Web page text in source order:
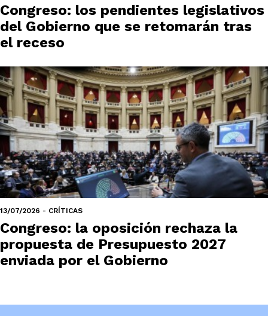
Congreso: los pendientes legislativos
del Gobierno que se retomarán tras
el receso
13/07/2026 - CRÍTICAS
Congreso: la oposición rechaza la
propuesta de Presupuesto 2027
enviada por el Gobierno